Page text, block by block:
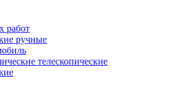
работ
ручные
телескопические